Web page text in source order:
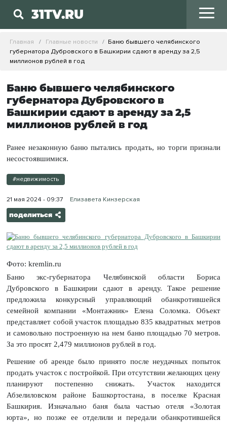
31TV.RU
Главная Главные новости
Баню бывшего челябинского
губернатора Дубровского в Башкирии сдают в аренду за 2,5
миллионов рублей в год
Баню бывшего челябинского
губернатора Дубровского в
Башкирии сдают в аренду за 2,5
миллионов рублей в год
Ранее незаконную баню пытались продать, но торги признали
несостоявшимися.
#недвижимость
21 мая 2024 - 09:37 Елизавета Кинзерская
поделиться
Фото: kremlin.ru
Баню экс-губернатора Челябинской области Бориса
Дубровского в Башкирии сдают в аренду. Такое решение
предложила конкурсный управляющий обанкротившейся
семейной компании «Монтажник» Елена Соломка. Объект
представляет собой участок площадью 835 квадратных метров
и самовольно построенную на нем баню площадью 70 метров.
За это просят 2,479 миллионов рублей в год.
Решение об аренде было принято после неудачных попыток
продать участок с постройкой. При отсутствии желающих цену
планируют постепенно снижать. Участок находится
Абзелиловском районе Башкортостана, в поселке Красная
Башкирия. Изначально баня была частью отеля «Золотая
юрта», но позже ее отделили и передали обанкротившейся